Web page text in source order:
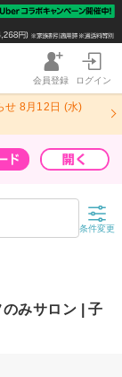
会員登録 ログイン
せ 8月12日 (水)
条件変更
みサロン | 子